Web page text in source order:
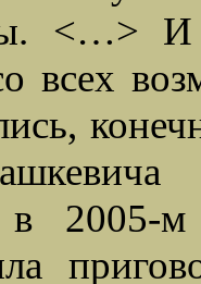
<…> И
всех
в 2005-